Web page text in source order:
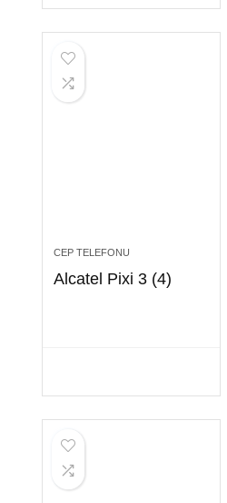
CEP TELEFONU
Alcatel Pixi 3 (4)